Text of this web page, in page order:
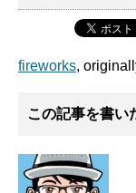
fireworks,
この記事を書い